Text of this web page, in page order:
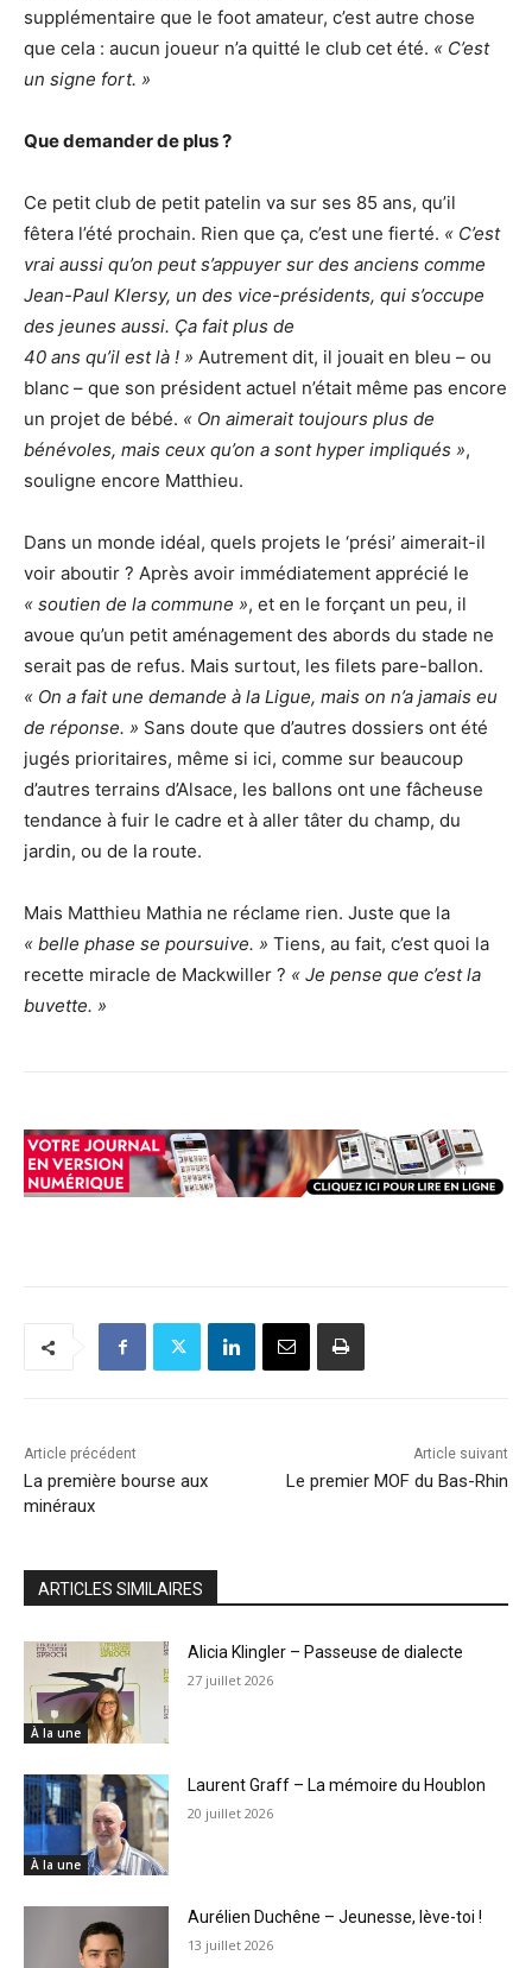
supplémentaire que le foot amateur, c’est autre chose
que cela : aucun joueur n’a quitté le club cet été. « C’est
un signe fort. »
Que demander de plus ?
Ce petit club de petit patelin va sur ses 85 ans, qu’il
fêtera l’été prochain. Rien que ça, c’est une fierté. « C’est
vrai aussi qu’on peut s’appuyer sur des anciens comme
Jean-Paul Klersy, un des vice-présidents, qui s’occupe
des jeunes aussi. Ça fait plus de
40 ans qu’il est là ! » Autrement dit, il jouait en bleu – ou
blanc – que son président actuel n’était même pas encore
un projet de bébé. « On aimerait toujours plus de
bénévoles, mais ceux qu’on a sont hyper impliqués »,
souligne encore Matthieu.
Dans un monde idéal, quels projets le ‘prési’ aimerait-il
voir aboutir ? Après avoir immédiatement apprécié le
« soutien de la commune », et en le forçant un peu, il
avoue qu’un petit aménagement des abords du stade ne
serait pas de refus. Mais surtout, les filets pare-ballon.
« On a fait une demande à la Ligue, mais on n’a jamais eu
de réponse. » Sans doute que d’autres dossiers ont été
jugés prioritaires, même si ici, comme sur beaucoup
d’autres terrains d’Alsace, les ballons ont une fâcheuse
tendance à fuir le cadre et à aller tâter du champ, du
jardin, ou de la route.
Mais Matthieu Mathia ne réclame rien. Juste que la
« belle phase se poursuive. » Tiens, au fait, c’est quoi la
recette miracle de Mackwiller ? « Je pense que c’est la
buvette. »
Article précédent
La première bourse aux
minéraux
Article suivant
Le premier MOF du Bas-Rhin
ARTICLES SIMILAIRES
À la une
Alicia Klingler – Passeuse de dialecte
27 juillet 2026
À la une
Laurent Graff – La mémoire du Houblon
20 juillet 2026
Aurélien Duchêne – Jeunesse, lève-toi !
13 juillet 2026